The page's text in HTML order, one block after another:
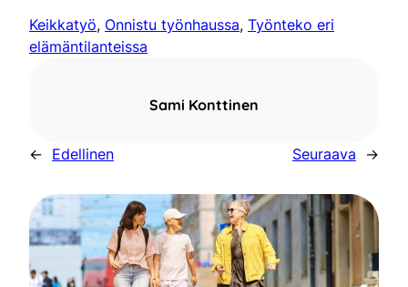
Keikkatyö, Onnistu työnhaussa, Työnteko eri
elämäntilanteissa
Sami Konttinen
← Edellinen Seuraava →